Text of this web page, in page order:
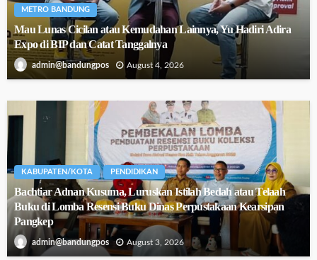
METRO BANDUNG
Mau Lunas Cicilan atau Kemudahan Lainnya, Yu Hadiri Adira
Expo di BIP dan Catat Tanggalnya
admin@bandungpos August 4, 2026
KABUPATEN/KOTA PENDIDIKAN
Bachtiar Adnan Kusuma, Luruskan Istilah Bedah atau Telaah
Buku di Lomba Resensi Buku Dinas Perpustakaan Kearsipan
Pangkep
admin@bandungpos August 3, 2026